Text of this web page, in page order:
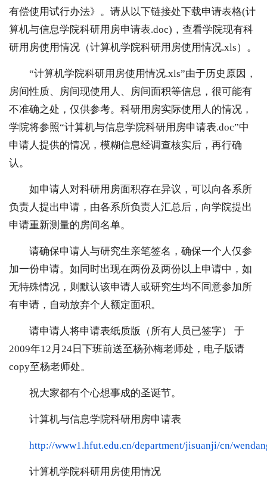
有偿使用试行办法》。请从以下链接处下载申请表格(计
算机与信息学院科研用房申请表.doc)，查看学院现有科
研用房使用情况（计算机学院科研用房使用情况.xls）。
“计算机学院科研用房使用情况.xls”由于历史原因，
房间性质、房间现使用人、房间面积等信息，很可能有
不准确之处，仅供参考。科研用房实际使用人的情况，
学院将参照“计算机与信息学院科研用房申请表.doc”中
申请人提供的情况，模糊信息经调查核实后，再行确
认。
如申请人对科研用房面积存在异议，可以向各系所
负责人提出申请，由各系所负责人汇总后，向学院提出
申请重新测量的房间名单。
请确保申请人与研究生亲笔签名，确保一个人仅参
加一份申请。如同时出现在两份及两份以上申请中，如
无特殊情况，则默认该申请人或研究生均不同意参加所
有申请，自动放弃个人额定面积。
请申请人将申请表纸质版（所有人员已签字） 于
2009年12月24日下班前送至杨孙梅老师处，电子版请
copy至杨老师处。
祝大家都有个心想事成的圣诞节。
计算机与信息学院科研用房申请表
http://www1.hfut.edu.cn/department/jisuanji/cn/
计算机学院科研用房使用情况